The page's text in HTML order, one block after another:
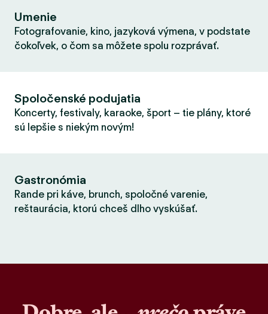
Umenie
Fotografovanie, kino, jazyková výmena, v podstate
čokoľvek, o čom sa môžete spolu rozprávať.
Spoločenské podujatia
Koncerty, festivaly, karaoke, šport – tie plány, ktoré
sú lepšie s niekým novým!
Gastronómia
Rande pri káve, brunch, spoločné varenie,
reštaurácia, ktorú chceš dlho vyskúšať.